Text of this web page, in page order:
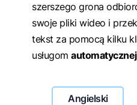
szerszego grona
swoje pliki wideo i
tekst za pomocą kilku
usługom
Angielski